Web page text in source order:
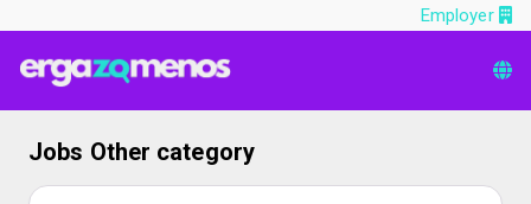
Employer
Jobs Other category